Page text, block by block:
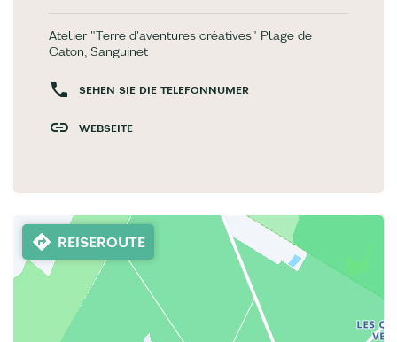
Atelier "Terre d'aventures créatives" Plage de
Caton, Sanguinet
SEHEN SIE DIE TELEFONNUMER
WEBSEITE
REISEROUTE